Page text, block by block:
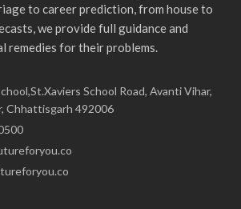
to career prediction, from house to
we provide full guidance and
remedies for their problems.
School Road, Avanti Vihar,
Chhattisgarh 492006